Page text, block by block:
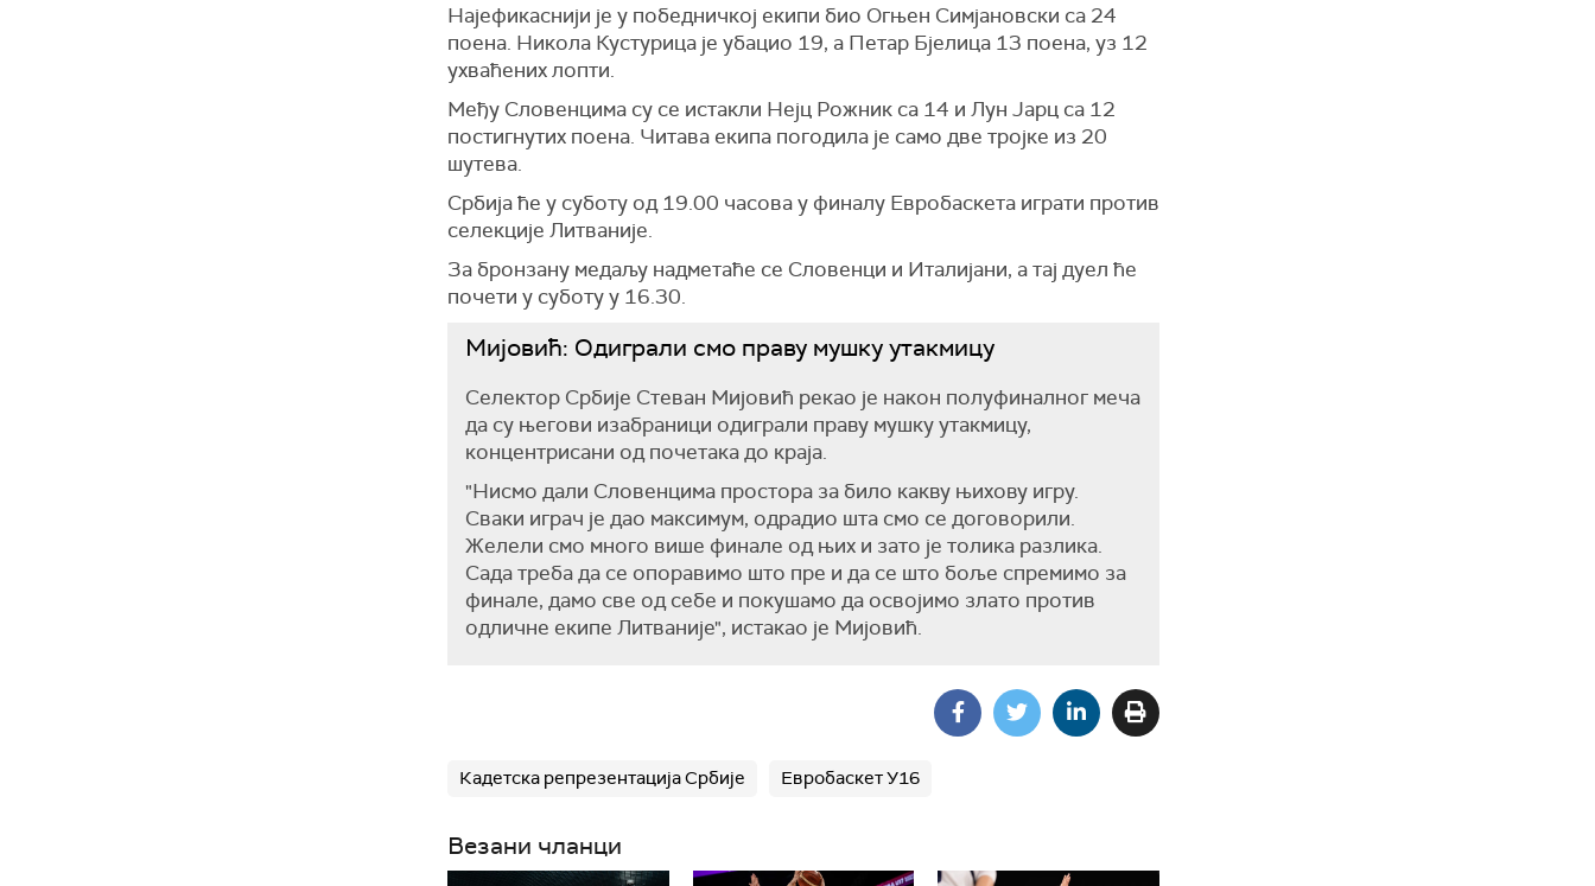
Најефикаснији је у победничкој екипи био Огњен Симјановски са 24
поена. Никола Кустурица је убацио 19, а Петар Бјелица 13 поена, уз 12
ухваћених лопти.
Међу Словенцима су се истакли Нејц Рожник са 14 и Лун Јарц са 12
постигнутих поена. Читава екипа погодила је само две тројке из 20
шутева.
Србија ће у суботу од 19.00 часова у финалу Евробаскета играти против
селекције Литваније.
За бронзану медаљу надметаће се Словенци и Италијани, а тај дуел ће
почети у суботу у 16.30.
Мијовић: Одиграли смо праву мушку утакмицу
Селектор Србије Стеван Мијовић рекао је након полуфиналног меча
да су његови изабраници одиграли праву мушку утакмицу,
концентрисани од почетака до краја.
"Нисмо дали Словенцима простора за било какву њихову игру.
Сваки играч је дао максимум, одрадио шта смо се договорили.
Желели смо много више финале од њих и зато је толика разлика.
Сада треба да се опоравимо што пре и да се што боље спремимо за
финале, дамо све од себе и покушамо да освојимо злато против
одличне екипе Литваније", истакао је Мијовић.
Кадетска репрезентација Србије Евробаскет У16
Везани чланци